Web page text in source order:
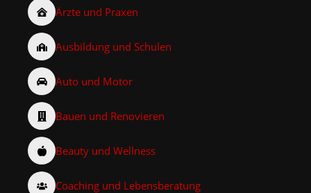
Ärzte und Praxen
Ausbildung und Schulen
Auto und Motor
Bauen und Renovieren
Beauty und Wellness
Coaching und Lebensberatung